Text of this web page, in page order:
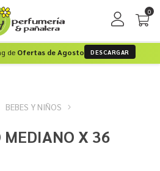
0
de Ofertas de Agosto DESCARGAR
BEBES Y NIÑOS
MEDIANO X 36